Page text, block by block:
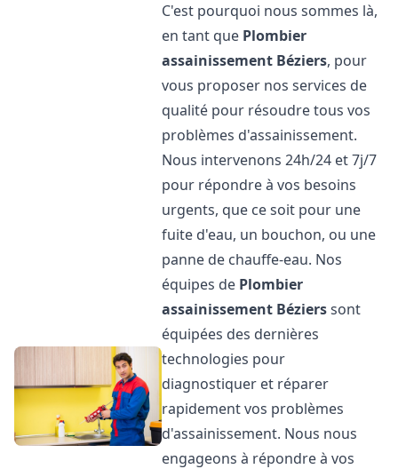
C'est pourquoi nous sommes là,
en tant que Plombier
assainissement Béziers, pour
vous proposer nos services de
qualité pour résoudre tous vos
problèmes d'assainissement.
Nous intervenons 24h/24 et 7j/7
pour répondre à vos besoins
urgents, que ce soit pour une
fuite d'eau, un bouchon, ou une
panne de chauffe-eau. Nos
équipes de Plombier
assainissement Bézierssont
équipées des dernières
technologies pour
diagnostiquer et réparer
rapidement vos problèmes
d'assainissement. Nous nous
engageons à répondre à vos